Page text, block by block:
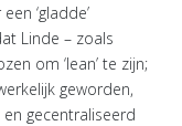
‘gladde’
Linde – zoals
om ‘lean’ te zijn;
geworden,
gecentraliseerd